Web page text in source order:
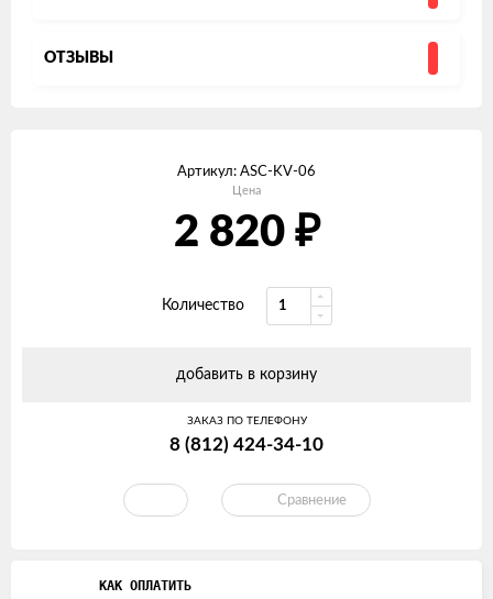
ОТЗЫВЫ
Артикул: ASC-KV-06
Цена
2 820 ₽
Количество
добавить в корзину
ЗАКАЗ ПО ТЕЛЕФОНУ
8 (812) 424-34-10
Сравнение
КАК ОПЛАТИТЬ